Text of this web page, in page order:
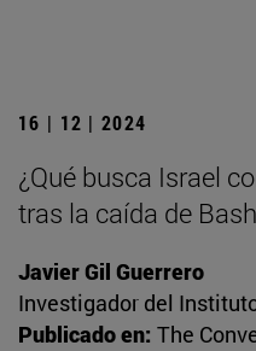
16 | 12 | 2024
¿Qué busca Israel
tras la caída de
Javier Gil Guerrero
Investigador del
Publicado en: The